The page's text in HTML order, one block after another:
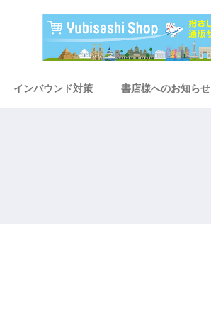
インバウンド対策 書店様へのお知らせ